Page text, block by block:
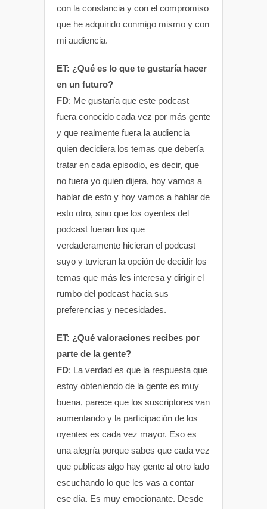
con la constancia y con el compromiso
que he adquirido conmigo mismo y con
mi audiencia.
ET: ¿Qué es lo que te gustaría hacer
en un futuro?
FD: Me gustaría que este podcast
fuera conocido cada vez por más gente
y que realmente fuera la audiencia
quien decidiera los temas que debería
tratar en cada episodio, es decir, que
no fuera yo quien dijera, hoy vamos a
hablar de esto y hoy vamos a hablar de
esto otro, sino que los oyentes del
podcast fueran los que
verdaderamente hicieran el podcast
suyo y tuvieran la opción de decidir los
temas que más les interesa y dirigir el
rumbo del podcast hacia sus
preferencias y necesidades.
ET: ¿Qué valoraciones recibes por
parte de la gente?
FD: La verdad es que la respuesta que
estoy obteniendo de la gente es muy
buena, parece que los suscriptores van
aumentando y la participación de los
oyentes es cada vez mayor. Eso es
una alegría porque sabes que cada vez
que publicas algo hay gente al otro lado
escuchando lo que les vas a contar
ese día. Es muy emocionante. Desde